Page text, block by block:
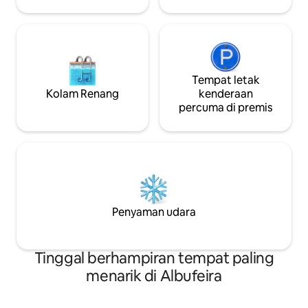
Kolam Renang
Tempat letak
kenderaan
percuma di premis
Penyaman udara
Tinggal berhampiran tempat paling
menarik di Albufeira